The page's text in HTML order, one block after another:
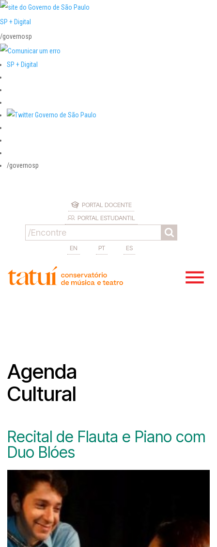
SP + Digital
/governosp
SP + Digital
/governosp
PORTAL DOCENTE
PORTAL ESTUDANTIL
EN PT ES
Agenda
Cultural
Recital de Flauta e Piano com
Duo Blóes